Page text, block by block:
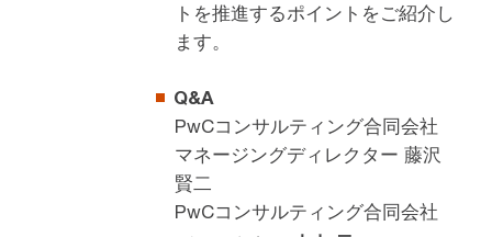
トを推進するポイントをご紹介し
ます。
Q&A
PwCコンサルティング合同会社
マネージングディレクター 藤沢
賢二
PwCコンサルティング合同会社